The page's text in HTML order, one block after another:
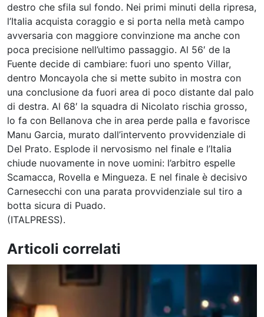
destro che sfila sul fondo. Nei primi minuti della ripresa,
l’Italia acquista coraggio e si porta nella metà campo
avversaria con maggiore convinzione ma anche con
poca precisione nell’ultimo passaggio. Al 56′ de la
Fuente decide di cambiare: fuori uno spento Villar,
dentro Moncayola che si mette subito in mostra con
una conclusione da fuori area di poco distante dal palo
di destra. Al 68′ la squadra di Nicolato rischia grosso,
lo fa con Bellanova che in area perde palla e favorisce
Manu Garcia, murato dall’intervento provvidenziale di
Del Prato. Esplode il nervosismo nel finale e l’Italia
chiude nuovamente in nove uomini: l’arbitro espelle
Scamacca, Rovella e Mingueza. E nel finale è decisivo
Carnesecchi con una parata provvidenziale sul tiro a
botta sicura di Puado.
(ITALPRESS).
Articoli correlati